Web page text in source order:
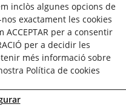
inclòs algunes opcions de
exactament les cookies
per a consentir
per a decidir les
més informació sobre
Política de cookies